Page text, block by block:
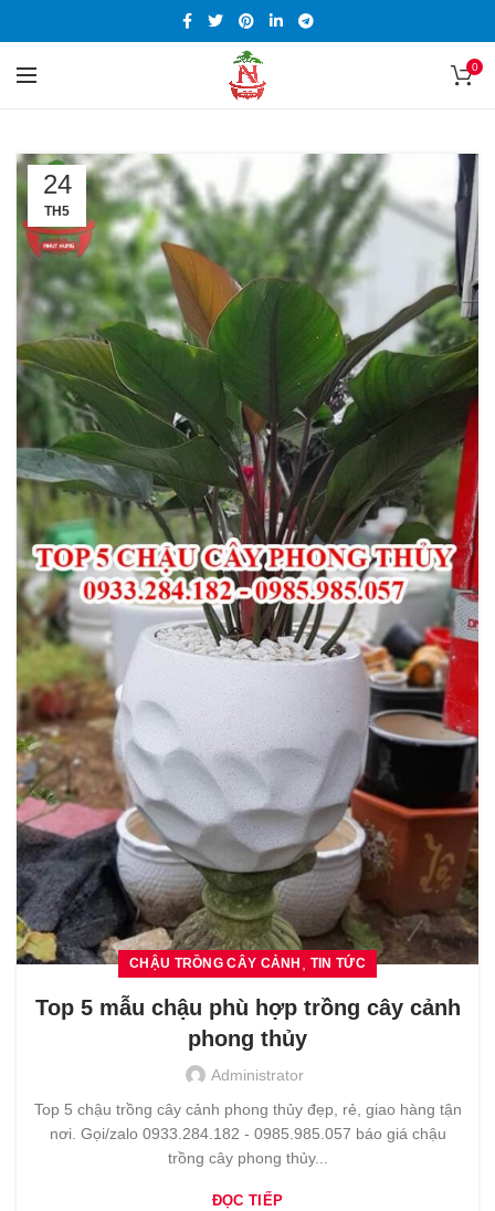
0
24
TH5
CHẬU TRỒNG CÂY CẢNH , TIN TỨC
Top 5 mẫu chậu phù hợp trồng cây cảnh
phong thủy
Administrator
Top 5 chậu trồng cây cảnh phong thủy đẹp, rẻ, giao hàng tận
nơi. Gọi/zalo 0933.284.182 - 0985.985.057 báo giá chậu
trồng cây phong thủy...
ĐỌC TIẾP